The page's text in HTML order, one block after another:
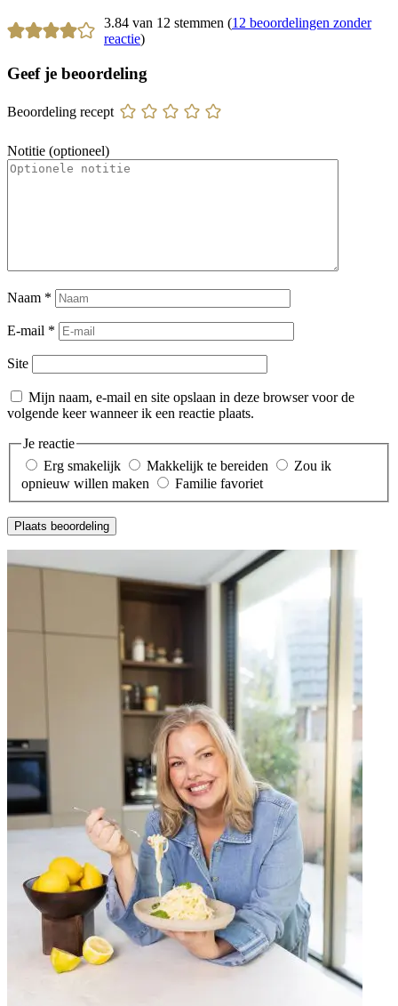
3.84 van 12 stemmen (12 beoordelingen zonder
reactie)
Geef je beoordeling
Beoordeling recept
Notitie (optioneel)
Naam *
E-mail *
Site
Mijn naam, e-mail en site opslaan in deze browser voor de
volgende keer wanneer ik een reactie plaats.
Je reactie
Erg smakelijk
Makkelijk te bereiden
Zou ik
opnieuw willen maken
Familie favoriet
Plaats beoordeling